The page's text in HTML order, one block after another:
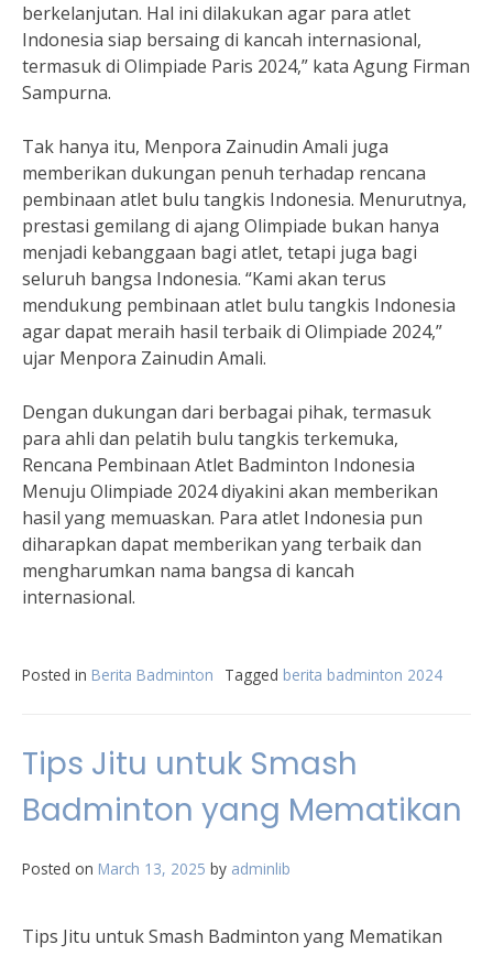
berkelanjutan. Hal ini dilakukan agar para atlet
Indonesia siap bersaing di kancah internasional,
termasuk di Olimpiade Paris 2024,” kata Agung Firman
Sampurna.
Tak hanya itu, Menpora Zainudin Amali juga
memberikan dukungan penuh terhadap rencana
pembinaan atlet bulu tangkis Indonesia. Menurutnya,
prestasi gemilang di ajang Olimpiade bukan hanya
menjadi kebanggaan bagi atlet, tetapi juga bagi
seluruh bangsa Indonesia. “Kami akan terus
mendukung pembinaan atlet bulu tangkis Indonesia
agar dapat meraih hasil terbaik di Olimpiade 2024,”
ujar Menpora Zainudin Amali.
Dengan dukungan dari berbagai pihak, termasuk
para ahli dan pelatih bulu tangkis terkemuka,
Rencana Pembinaan Atlet Badminton Indonesia
Menuju Olimpiade 2024 diyakini akan memberikan
hasil yang memuaskan. Para atlet Indonesia pun
diharapkan dapat memberikan yang terbaik dan
mengharumkan nama bangsa di kancah
internasional.
Posted in Berita Badminton Tagged berita badminton 2024
Tips Jitu untuk Smash
Badminton yang Mematikan
Posted on March 13, 2025 by adminlib
Tips Jitu untuk Smash Badminton yang Mematikan